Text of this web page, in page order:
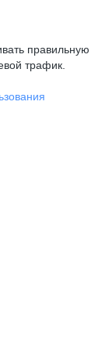
правильную
трафик.